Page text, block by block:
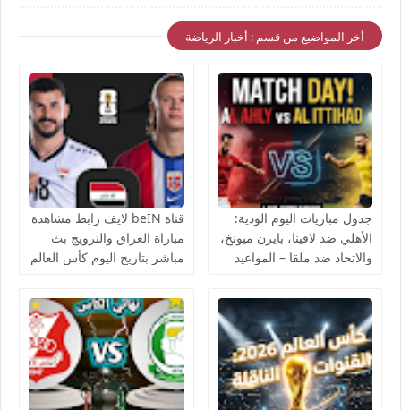
أخر المواضيع من قسم : أخبار الرياضة
جدول مباريات اليوم الودية:
الأهلي ضد لافينا، بايرن ميونخ،
والاتحاد ضد ملقا – المواعيد
قناة beIN لايف رابط مشاهدة
مباراة العراق والنرويج بث
مباشر بتاريخ اليوم كأس العالم